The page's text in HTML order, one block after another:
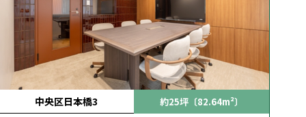
中央区日本橋3 約25坪〔82.64m²〕